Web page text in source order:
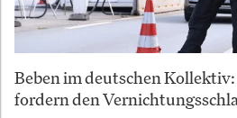
Beben im deutschen
fordern den